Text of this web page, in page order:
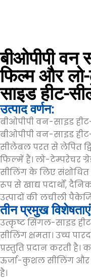
बीओपीपी वन
फिल्म और लो-
साइड हीट-
उत्पाद वर्णन:
बीओपीपी वन-साइड
बीओपीपी वन-साइड
सीलेबल परत से लेपित
फिल्में हैं। लो-टेम्परेचर
सीलिंग के लिए
रूप से खाद्य पदार्थों,
उत्पादों की लचीली
तीन प्रमुख विशेषताएं
उत्कृष्ट सिंगल-साइड
सीलिंग क्षमता। उच्च
प्रस्तुति प्रदान करती
ऊर्जा-कुशल सीलिंग और
है।